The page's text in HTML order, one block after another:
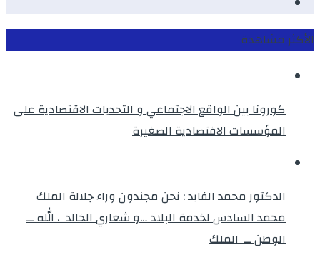
الأكثر مشاهدة
كورونا بين الواقع الاجتماعي و التحديات الاقتصادية على
المؤسسات الاقتصادية الصغيرة
الدكتور محمد الفايد : نحن مجندون وراء جلالة الملك
محمد السادس لخدمة البلاد …و شعاري الخالد ، الله ــ
الوطن ــ الملك